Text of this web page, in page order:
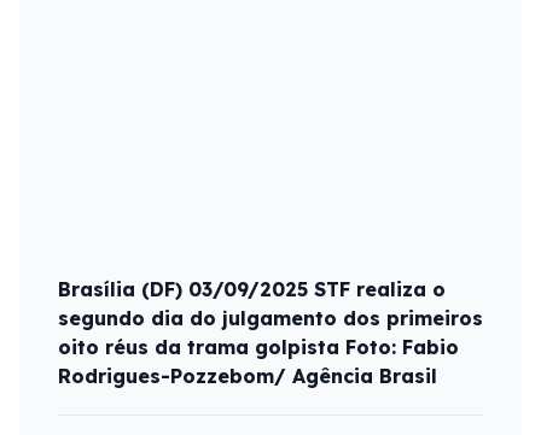
Brasília (DF) 03/09/2025 STF realiza o
segundo dia do julgamento dos primeiros
oito réus da trama golpista Foto: Fabio
Rodrigues-Pozzebom/ Agência Brasil